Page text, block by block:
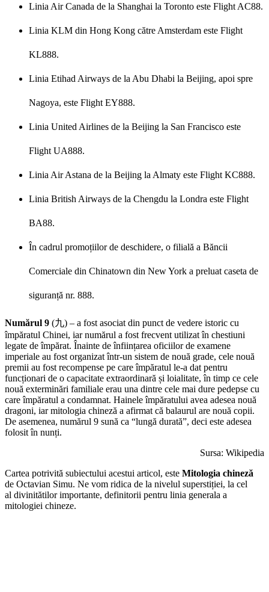
Linia Air Canada de la Shanghai la Toronto este Flight AC88.
Linia KLM din Hong Kong către Amsterdam este Flight
KL888.
Linia Etihad Airways de la Abu Dhabi la Beijing, apoi spre
Nagoya, este Flight EY888.
Linia United Airlines de la Beijing la San Francisco este
Flight UA888.
Linia Air Astana de la Beijing la Almaty este Flight KC888.
Linia British Airways de la Chengdu la Londra este Flight
BA88.
În cadrul promoțiilor de deschidere, o filială a Băncii
Comerciale din Chinatown din New York a preluat caseta de
siguranță nr. 888.
Numărul 9 (九) – a fost asociat din punct de vedere istoric cu
împăratul Chinei, iar numărul a fost frecvent utilizat în chestiuni
legate de împărat. Înainte de înființarea oficiilor de examene
imperiale au fost organizat într-un sistem de nouă grade, cele nouă
premii au fost recompense pe care împăratul le-a dat pentru
funcționari de o capacitate extraordinară și loialitate, în timp ce cele
nouă exterminări familiale erau una dintre cele mai dure pedepse cu
care împăratul a condamnat. Hainele împăratului avea adesea nouă
dragoni, iar mitologia chineză a afirmat că balaurul are nouă copii.
De asemenea, numărul 9 sună ca “lungă durată”, deci este adesea
folosit în nunți.
Sursa: Wikipedia
Cartea potrivită subiectului acestui articol, este Mitologia chineză
de Octavian Simu. Ne vom ridica de la nivelul superstiției, la cel
al divinitătilor importante, definitorii pentru linia generala a
mitologiei chineze.